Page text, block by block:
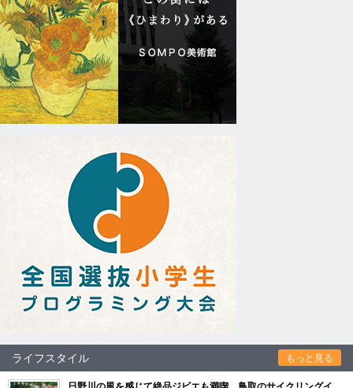
ライフスタイル もっと見る